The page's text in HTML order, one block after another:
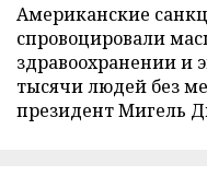
Американские
спровоцировали
здравоохранении и
тысячи людей без
президент Мигель